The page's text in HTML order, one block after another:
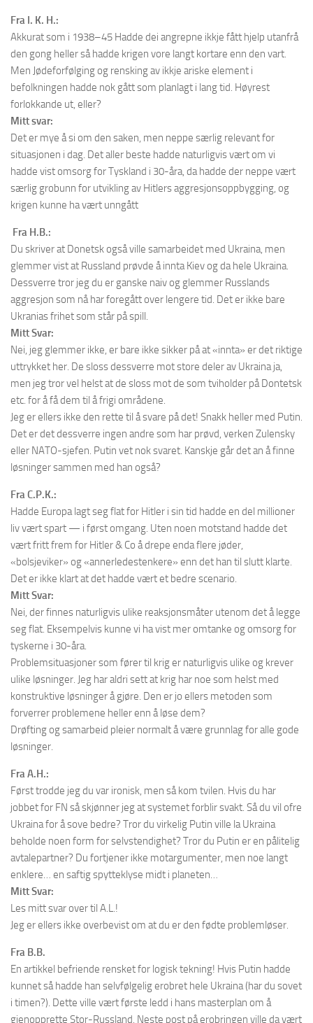
Fra I. K. H.:
Akkurat som i 1938–45 Hadde dei angrepne ikkje fått hjelp utanfrå
den gong heller så hadde krigen vore langt kortare enn den vart.
Men Jødeforfølging og rensking av ikkje ariske element i
befolkningen hadde nok gått som planlagt i lang tid. Høyrest
forlokkande ut, eller?
Mitt svar:
Det er mye å si om den saken, men neppe særlig relevant for
situasjonen i dag. Det aller beste hadde naturligvis vært om vi
hadde vist omsorg for Tyskland i 30-åra, da hadde der neppe vært
særlig grobunn for utvikling av Hitlers aggresjonsoppbygging, og
krigen kunne ha vært unngått
Fra H.B.:
Du skriver at Donetsk også ville samarbeidet med Ukraina, men
glemmer vist at Russland prøvde å innta Kiev og da hele Ukraina.
Dessverre tror jeg du er ganske naiv og glemmer Russlands
aggresjon som nå har foregått over lengere tid. Det er ikke bare
Ukranias frihet som står på spill.
Mitt Svar:
Nei, jeg glemmer ikke, er bare ikke sikker på at «innta» er det riktige
uttrykket her. De sloss dessverre mot store deler av Ukraina ja,
men jeg tror vel helst at de sloss mot de som tviholder på Dontetsk
etc. for å få dem til å frigi områdene.
Jeg er ellers ikke den rette til å svare på det! Snakk heller med Putin.
Det er det dessverre ingen andre som har prøvd, verken Zulensky
eller NATO-sjefen. Putin vet nok svaret. Kanskje går det an å finne
løsninger sammen med han også?
Fra C.P.K.:
Hadde Europa lagt seg flat for Hitler i sin tid hadde en del millioner
liv vært spart — i først omgang. Uten noen motstand hadde det
vært fritt frem for Hitler & Co å drepe enda flere jøder,
«bolsjeviker» og «annerledestenkere» enn det han til slutt klarte.
Det er ikke klart at det hadde vært et bedre scenario.
Mitt Svar:
Nei, der finnes naturligvis ulike reaksjonsmåter utenom det å legge
seg flat. Eksempelvis kunne vi ha vist mer omtanke og omsorg for
tyskerne i 30-åra.
Problemsituasjoner som fører til krig er naturligvis ulike og krever
ulike løsninger. Jeg har aldri sett at krig har noe som helst med
konstruktive løsninger å gjøre. Den er jo ellers metoden som
forverrer problemene heller enn å løse dem?
Drøfting og samarbeid pleier normalt å være grunnlag for alle gode
løsninger.
Fra A.H.:
Først trodde jeg du var ironisk, men så kom tvilen. Hvis du har
jobbet for FN så skjønner jeg at systemet forblir svakt. Så du vil ofre
Ukraina for å sove bedre? Tror du virkelig Putin ville la Ukraina
beholde noen form for selvstendighet? Tror du Putin er en pålitelig
avtalepartner? Du fortjener ikke motargumenter, men noe langt
enklere… en saftig spytteklyse midt i planeten…
Mitt Svar:
Les mitt svar over til A.L.!
Jeg er ellers ikke overbevist om at du er den fødte problemløser.
Fra B.B.
En artikkel befriende rensket for logisk tekning! Hvis Putin hadde
kunnet så hadde han selvfølgelig erobret hele Ukraina (har du sovet
i timen?). Dette ville vært første ledd i hans masterplan om å
gjenopprette Stor-Russland. Neste post på erobringen ville da vært